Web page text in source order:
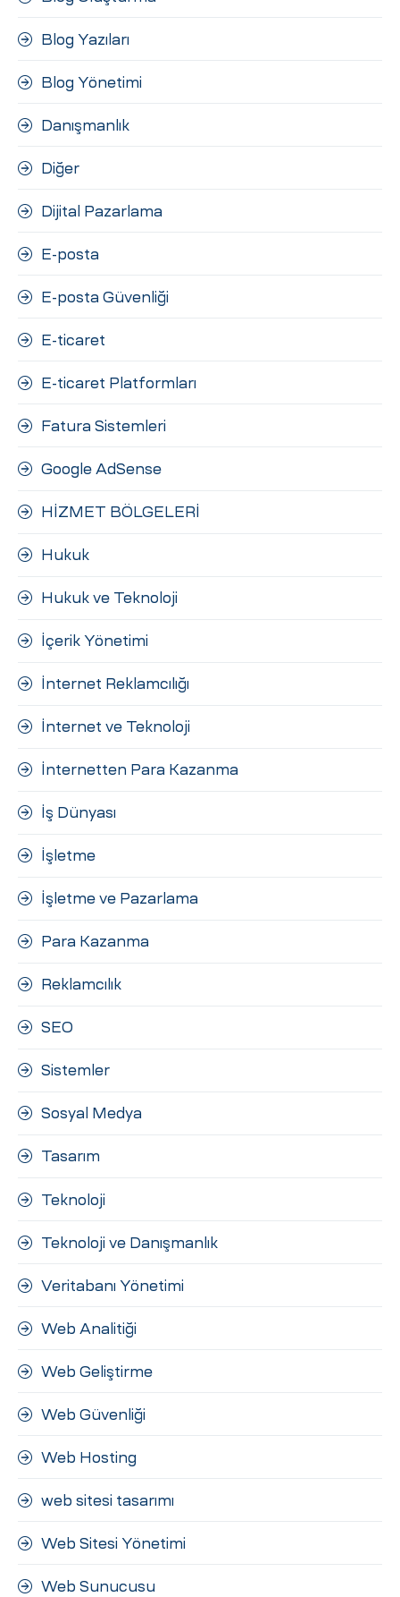
Blog Yazıları
Blog Yönetimi
Danışmanlık
Diğer
Dijital Pazarlama
E-posta
E-posta Güvenliği
E-ticaret
E-ticaret Platformları
Fatura Sistemleri
Google AdSense
HİZMET BÖLGELERİ
Hukuk
Hukuk ve Teknoloji
İçerik Yönetimi
İnternet Reklamcılığı
İnternet ve Teknoloji
İnternetten Para Kazanma
İş Dünyası
İşletme
İşletme ve Pazarlama
Para Kazanma
Reklamcılık
SEO
Sistemler
Sosyal Medya
Tasarım
Teknoloji
Teknoloji ve Danışmanlık
Veritabanı Yönetimi
Web Analitiği
Web Geliştirme
Web Güvenliği
Web Hosting
web sitesi tasarımı
Web Sitesi Yönetimi
Web Sunucusu